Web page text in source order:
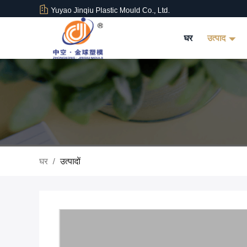
Yuyao Jinqiu Plastic Mould Co., Ltd.
घर उत्पाद
घर / उत्पादों